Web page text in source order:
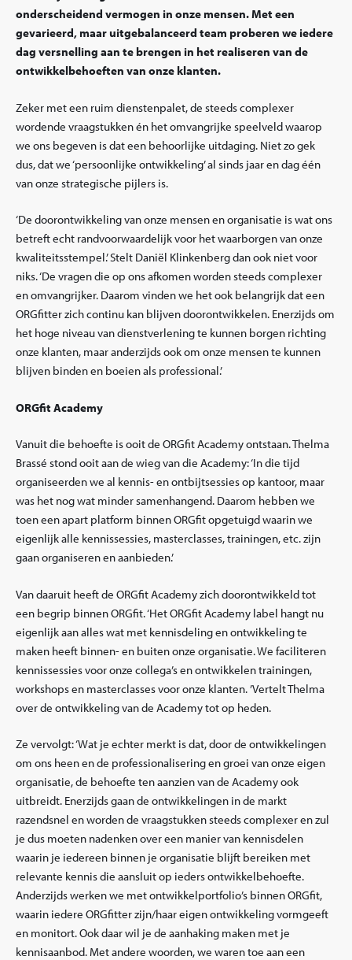
onderscheidend vermogen in onze mensen. Met een
gevarieerd, maar uitgebalanceerd team proberen we iedere
dag versnelling aan te brengen in het realiseren van de
ontwikkelbehoeften van onze klanten.
Zeker met een ruim dienstenpalet, de steeds complexer
wordende vraagstukken én het omvangrijke speelveld waarop
we ons begeven is dat een behoorlijke uitdaging. Niet zo gek
dus, dat we ‘persoonlijke ontwikkeling’ al sinds jaar en dag één
van onze strategische pijlers is.
‘De doorontwikkeling van onze mensen en organisatie is wat ons
betreft echt randvoorwaardelijk voor het waarborgen van onze
kwaliteitsstempel.’ Stelt Daniël Klinkenberg dan ook niet voor
niks. ‘De vragen die op ons afkomen worden steeds complexer
en omvangrijker. Daarom vinden we het ook belangrijk dat een
ORGfitter zich continu kan blijven doorontwikkelen. Enerzijds om
het hoge niveau van dienstverlening te kunnen borgen richting
onze klanten, maar anderzijds ook om onze mensen te kunnen
blijven binden en boeien als professional.’
ORGfit Academy
Vanuit die behoefte is ooit de ORGfit Academy ontstaan. Thelma
Brassé stond ooit aan de wieg van die Academy: ‘In die tijd
organiseerden we al kennis- en ontbijtsessies op kantoor, maar
was het nog wat minder samenhangend. Daarom hebben we
toen een apart platform binnen ORGfit opgetuigd waarin we
eigenlijk alle kennissessies, masterclasses, trainingen, etc. zijn
gaan organiseren en aanbieden.’
Van daaruit heeft de ORGfit Academy zich doorontwikkeld tot
een begrip binnen ORGfit. ‘Het ORGfit Academy label hangt nu
eigenlijk aan alles wat met kennisdeling en ontwikkeling te
maken heeft binnen- en buiten onze organisatie. We faciliteren
kennissessies voor onze collega’s en ontwikkelen trainingen,
workshops en masterclasses voor onze klanten. ’Vertelt Thelma
over de ontwikkeling van de Academy tot op heden.
Ze vervolgt: ‘Wat je echter merkt is dat, door de ontwikkelingen
om ons heen en de professionalisering en groei van onze eigen
organisatie, de behoefte ten aanzien van de Academy ook
uitbreidt. Enerzijds gaan de ontwikkelingen in de markt
razendsnel en worden de vraagstukken steeds complexer en zul
je dus moeten nadenken over een manier van kennisdelen
waarin je iedereen binnen je organisatie blijft bereiken met
relevante kennis die aansluit op ieders ontwikkelbehoefte.
Anderzijds werken we met ontwikkelportfolio’s binnen ORGfit,
waarin iedere ORGfitter zijn/haar eigen ontwikkeling vormgeeft
en monitort. Ook daar wil je de aanhaking maken met je
kennisaanbod. Met andere woorden, we waren toe aan een